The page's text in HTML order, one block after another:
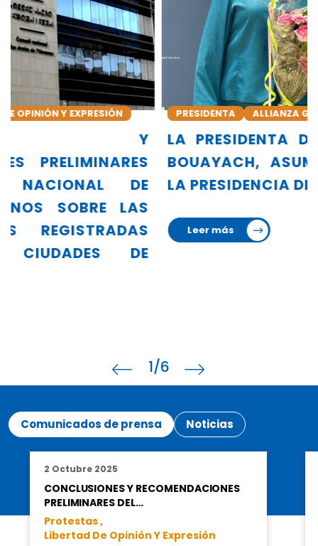
LA PRESIDENTA DEL CNDH, AMINA
BOUAYACH, ASUME OFICIALMENTE
LA PRESIDENCIA DE LA GANHRI
PRESIDENTA ALLIANZA GLOBAL DE INDH
Leer más
1/6
Comunicados de prensa Noticias
2 Octubre 2025
CONCLUSIONES Y RECOMENDACIONES
PRELIMINARES DEL…
Protestas ,
Libertad De Opinión Y Expresión